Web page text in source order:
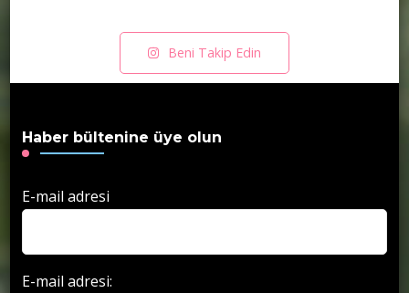
Beni Takip Edin
Haber bültenine üye olun
E-mail adresi
E-mail adresi: